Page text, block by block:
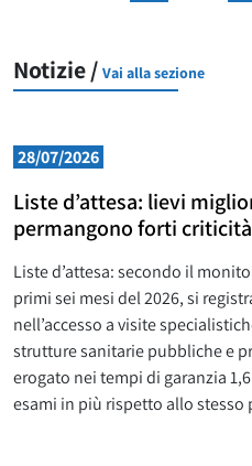
Notizie / Vai alla sezione
28/07/2026
Liste d’attesa: lievi
permangono forti criticità
Liste d’attesa: secondo il
primi sei mesi del 2026, si
nell’accesso a visite
strutture sanitarie pubbliche e
erogato nei tempi di garanzia
esami in più rispetto allo stesso